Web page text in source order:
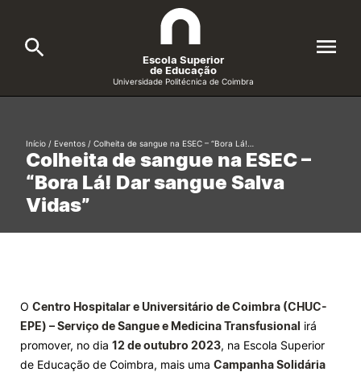
Cursos
Candidatos
Investigação e Projetos
Alunos
Escola Superior
de Educação
Universidade Politécnica de Coimbra
Search
Formative Offer General
Colheita de sangue na ESEC –
“Bora Lá! Dar sangue Salva
Vidas”
Início / Eventos / Colheita de sangue na ESEC – “Bora Lá!…
O Centro Hospitalar e Universitário de Coimbra (CHUC-
EPE) – Serviço de Sangue e Medicina Transfusional irá
promover, no dia 12 de outubro 2023, na Escola Superior
de Educação de Coimbra, mais uma Campanha Solidária